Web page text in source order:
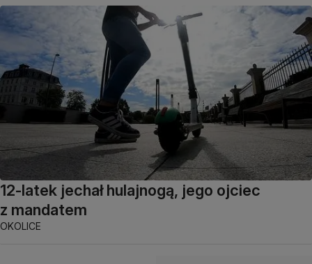
12-latek jechał hulajnogą, jego ojciec
z mandatem
OKOLICE